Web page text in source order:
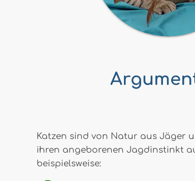
Katzen sind von Natur aus Jäger
ihren angeborenen Jagdinstinkt
beispielsweise: